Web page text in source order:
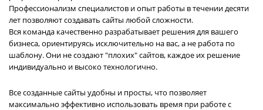
Профессионализм специалистов и опыт работы в течении десяти
лет позволяют создавать сайты любой сложности.
Вся команда качественно разрабатывает решения для вашего
бизнеса, ориентируясь исключительно на вас, а не работа по
шаблону. Они не создают "плохих" сайтов, каждое их решение
индивидуально и высоко технологично.
Все созданные сайты удобны и просты, что позволяет
максимально эффективно использовать время при работе с